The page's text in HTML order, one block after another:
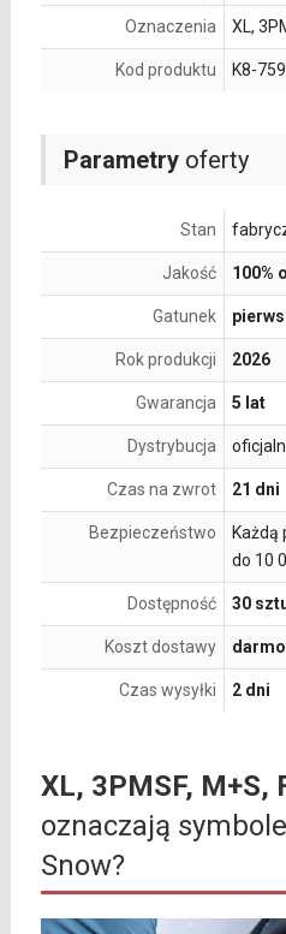
Parametryoferty
Stan
Jakość 100%
Gatunek
Rok produkcji 2026
Gwarancja 5 lat
Dystrybucja
Czas na zwrot 21 dni
Bezpieczeństwo
Każdą
do 10
Dostępność 30
Koszt dostawy
Czas wysyłki 2 dni
Oznaczenia XL,
Kod produktu K8-
XL, 3PMSF, M+S,
oznaczają
Snow?